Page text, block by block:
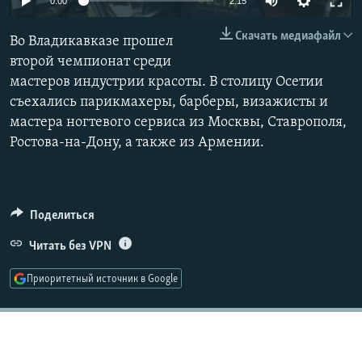
РАСПИСАНИЕ ВЕЩАНИЯ
ПОДПИШИТЕСЬ НА РАССЫЛКУ
СОЦИАЛЬНЫЕ СЕТИ
Скачать медиафайл
Во Владикавказе прошел
второй чемпионат среди
мастеров индустрии красоты. В столицу Осетии
съехались парикмахеры, барберы, визажисты и
мастера ногтевого сервиса из Москвы, Ставрополя,
Ростова-на-Дону, а также из Армении.
Поделиться
Читать без VPN
Приоритетный источник в Google